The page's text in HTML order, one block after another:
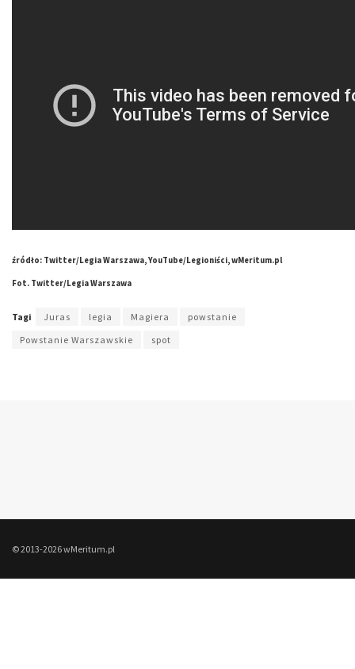
źródło: Twitter/Legia Warszawa, YouTube/Legioniści, wMeritum.pl
Fot. Twitter/Legia Warszawa
Tagi Juras legia Magiera
powstanie
Powstanie Warszawskie
spot
© 2013-2026 wMeritum.pl